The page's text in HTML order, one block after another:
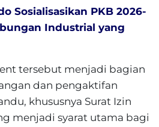
Sosialisasikan PKB 2026-
Industrial yang
tersebut menjadi bagian
dan pengaktifan
khususnya Surat Izin
menjadi syarat utama bagi